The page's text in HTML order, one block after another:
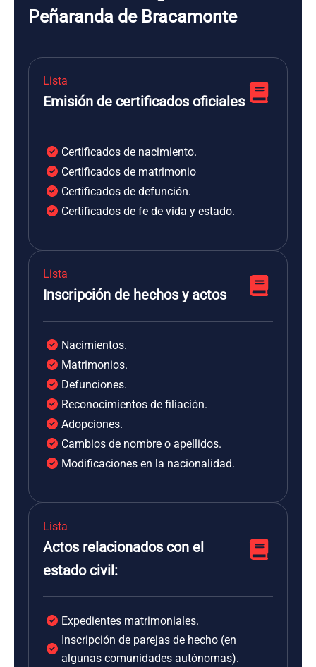
Peñaranda de Bracamonte
Lista
Emisión de certificados oficiales
Certificados de nacimiento.
Certificados de matrimonio
Certificados de defunción.
Certificados de fe de vida y estado.
Lista
Inscripción de hechos y actos
Nacimientos.
Matrimonios.
Defunciones.
Reconocimientos de filiación.
Adopciones.
Cambios de nombre o apellidos.
Modificaciones en la nacionalidad.
Lista
Actos relacionados con el
estado civil:
Expedientes matrimoniales.
Inscripción de parejas de hecho (en
algunas comunidades autónomas).